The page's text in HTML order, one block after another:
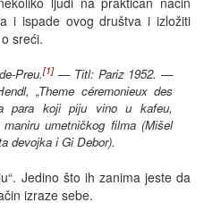
i ispade ovog društva i izložiti
sreći.
Preu.[1]— Titl: Pariz 1952. —
„Theme céremonieux des
para koji piju vino u kafeu,
umetničkog filma (Mišel
devojka i Gi Debor).
Jedino što ih zanima jeste da
izraze sebe.